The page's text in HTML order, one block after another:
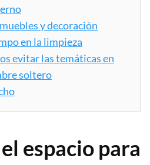
y decoración
en la limpieza
evitar las temáticas en
soltero
espacio para